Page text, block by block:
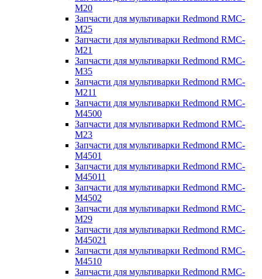
M20
Запчасти для мультиварки Redmond RMC-
M25
Запчасти для мультиварки Redmond RMC-
M21
Запчасти для мультиварки Redmond RMC-
M35
Запчасти для мультиварки Redmond RMC-
M211
Запчасти для мультиварки Redmond RMC-
M4500
Запчасти для мультиварки Redmond RMC-
M23
Запчасти для мультиварки Redmond RMC-
M4501
Запчасти для мультиварки Redmond RMC-
M45011
Запчасти для мультиварки Redmond RMC-
M4502
Запчасти для мультиварки Redmond RMC-
M29
Запчасти для мультиварки Redmond RMC-
M45021
Запчасти для мультиварки Redmond RMC-
M4510
Запчасти для мультиварки Redmond RMC-